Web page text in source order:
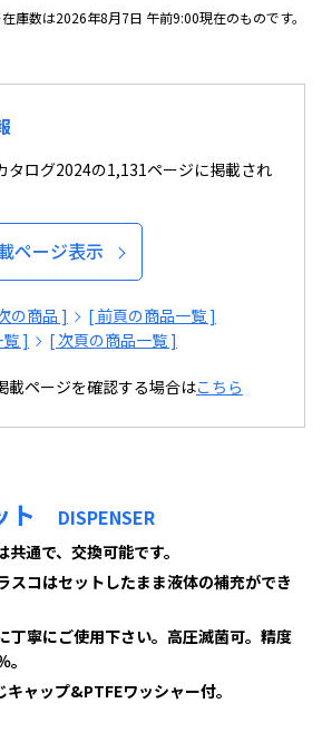
庫数は2026年8月7日 午前9:00現在のものです。
タログ2024の1,131ページに掲載され
ページ表示
の商品 ]
[ 前頁の商品一覧 ]
]
[ 次頁の商品一覧 ]
載ページを確認する場合はこちら
ト DISPENSER
通で、交換可能です。
スコはセットしたまま液体の補充ができ
丁寧にご使用下さい。高圧滅菌可。精度
ャップ&PTFEワッシャー付。